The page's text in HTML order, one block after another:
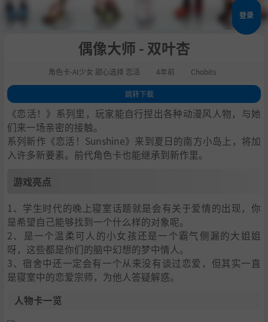
登录
偶像大师 - 双叶杏
角色卡-AI少女 甜心选择 恋活 4年前 Chobits
跳转下载
1.游戏亮点
2.人物卡一览
3.恋活sunshine角色卡MOD安装方法
4.下载地址
《恋活！》系列里，玩家能自行捏出各种动漫风人物，与她
们来一场亲密的接触。
系列新作《恋活！Sunshine》来到夏日的南方小岛上，将加
入许多新要素。前代角色卡也能继承到新作里。
游戏亮点
1、学生时代的晚上寝室话题就是会有关于爱情的出现，你
是希望自己能够找到一个什么样的对象呢。
2、是一个温柔可人的小女孩还是一个霸气侧漏的大姐姐
呀，这些都是你们的脑中幻想的梦中情人。
3、宿舍中还一定会有一个从来没有谈过恋爱，但其实一直
是寝室中的恋爱宗师，为他人答疑解惑。
人物卡一览